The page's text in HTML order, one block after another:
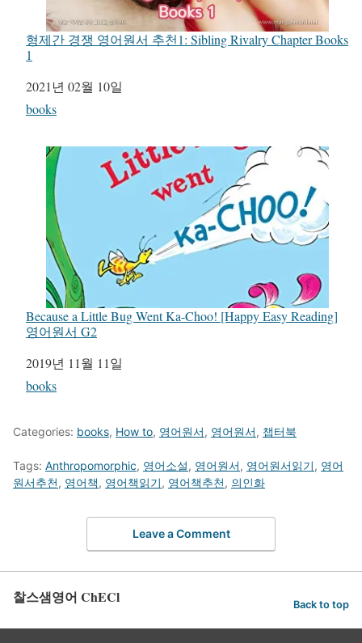
형제간 경쟁 영어원서 추천1: Sibling Rivalry Chapter Books
1
일자
2021년 02월 10일
관련 항목
books
Because a Little Bug Went Ka-Choo! [Happy Easy Reading]
영어원서 G2
일자
2019년 11월 11일
관련 항목
books
Categories: books, How to, 영어원서, 영어원서, 챕터북
Tags: Anthropomorphic, 영어소설, 영어원서, 영어원서읽기, 영어
원서추천, 영어책, 영어책읽기, 영어책추천, 의인화
Leave a Comment
찰스샘영어 ChECl Back to top